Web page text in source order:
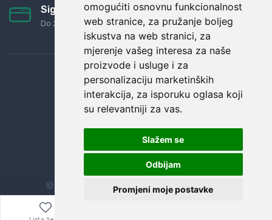
omogućiti osnovnu funkcionalnost
web stranice, za pružanje boljeg
iskustva na web stranici, za
mjerenje vašeg interesa za naše
proizvode i usluge i za
personalizaciju marketinških
interakcija, za isporuku oglasa koji
su relevantniji za vas.
Slažem se
Odbijam
Promjeni moje postavke
Sigurno obročno plaćanje
Do 24 rata bez kamata
© Sva prava zadržana. Dopi grupa d.o.o.